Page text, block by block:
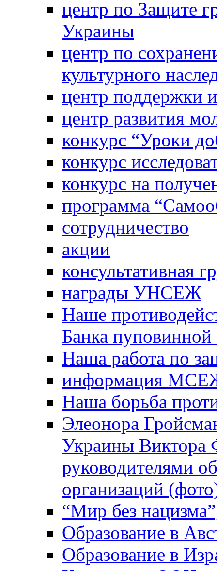
центр по Защите
Украины
центр по
культурного
центр поддержки
центр развития
конкурс “Уроки
конкурс
конкурс на
программа
сотрудничество
акции
консультативная
награды УНСЕЖ
Наше
Банка
Наша работа по
информация
Наша борьба
Элеонора
Украины Виктора
руководителями
организаций
“Мир без
Образование в
Образование в